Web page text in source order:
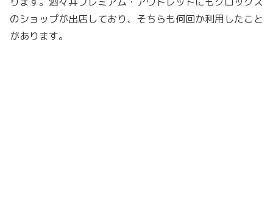
のショップが出店しており、そちらも何回か利用したこと
があります。